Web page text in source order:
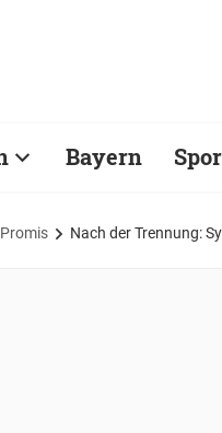
Bayern
Promis Nach der Trennung: